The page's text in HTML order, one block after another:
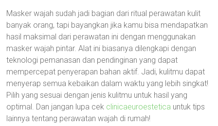
Masker wajah sudah jadi bagian dari ritual perawatan kulit
banyak orang, tapi bayangkan jika kamu bisa mendapatkan
hasil maksimal dari perawatan ini dengan menggunakan
masker wajah pintar. Alat ini biasanya dilengkapi dengan
teknologi pemanasan dan pendinginan yang dapat
mempercepat penyerapan bahan aktif. Jadi, kulitmu dapat
menyerap semua kebaikan dalam waktu yang lebih singkat!
Pilih yang sesuai dengan jenis kulitmu untuk hasil yang
optimal. Dan jangan lupa cek clinicaeuroestetica untuk tips
lainnya tentang perawatan wajah di rumah!